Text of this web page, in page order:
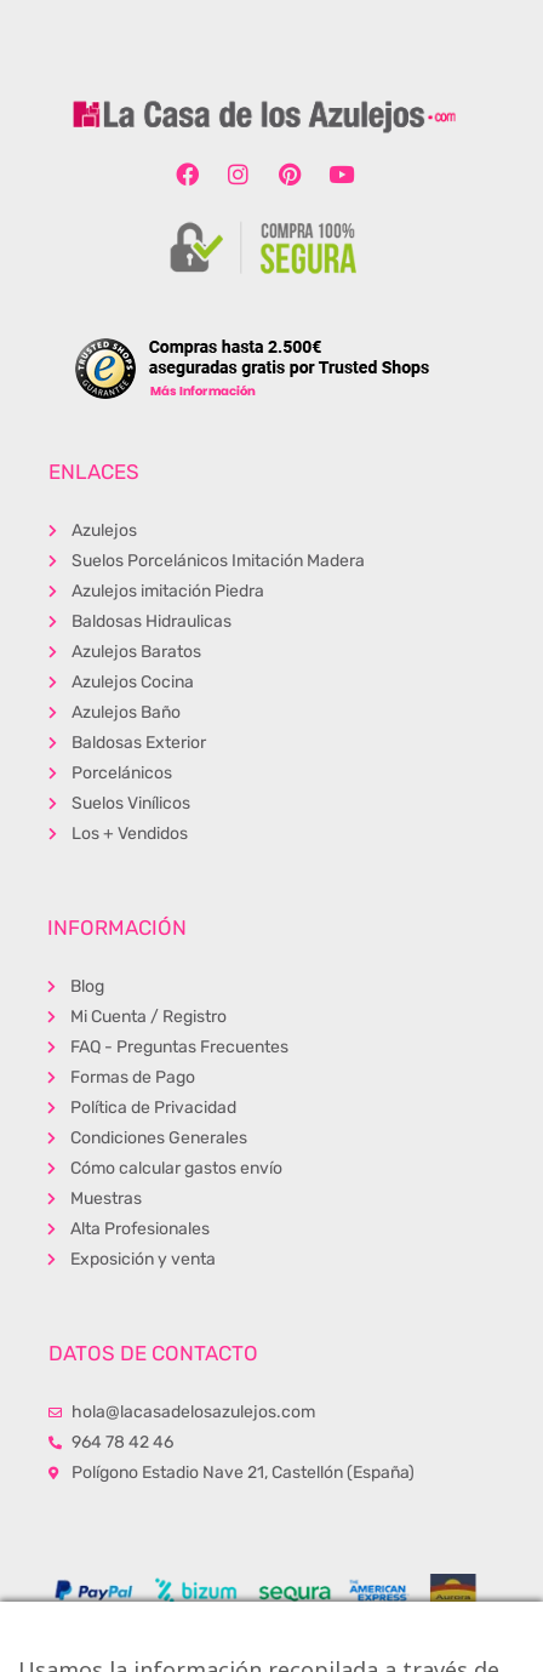
ENLACES
Azulejos
Suelos Porcelánicos Imitación Madera
Azulejos imitación Piedra
Baldosas Hidraulicas
Azulejos Baratos
Azulejos Cocina
Azulejos Baño
Baldosas Exterior
Porcelánicos
Suelos Vinílicos
Los + Vendidos
INFORMACIÓN
Blog
Mi Cuenta / Registro
FAQ - Preguntas Frecuentes
Formas de Pago
Política de Privacidad
Condiciones Generales
Cómo calcular gastos envío
Muestras
Alta Profesionales
Exposición y venta
DATOS DE CONTACTO
hola@lacasadelosazulejos.com
964 78 42 46
Polígono Estadio Nave 21, Castellón (España)